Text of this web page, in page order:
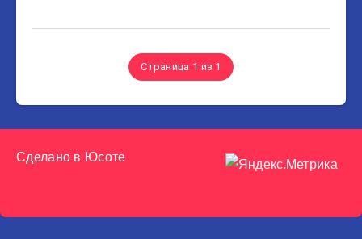
Страница 1 из 1
Сделано в Юсоте